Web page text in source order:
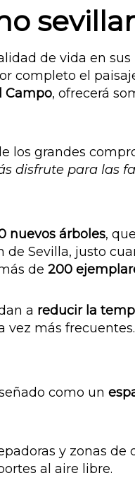
de vida en sus
completo el
Campo, ofrecerá
los grandes
disfrute para las
nuevos árboles,
de Sevilla, justo
de 200
a reducir la
vez más frecuentes.
como un
y zonas de
al aire libre.